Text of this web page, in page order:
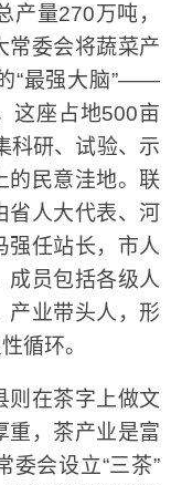
产量270万吨，
常委会将蔬菜产
“最强大脑”——
这座占地500亩
科研、试验、示
的民意洼地。联
省人大代表、河
强任站长，市人
成员包括各级人
产业带头人，形
循环。
在茶字上做文
重，茶产业是富
委会设立“三茶”